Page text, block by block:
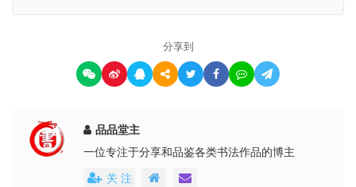
分享到
品品堂主
一位专注于分享和品鉴各类书法作品的博主
关 注